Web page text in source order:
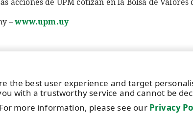
–www.upm.uy
the best user experience and target
with a trustworthy service and cannot be
For more information, please see our Privacy